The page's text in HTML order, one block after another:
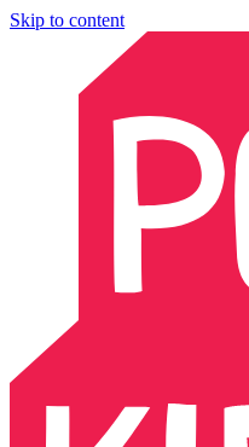
Skip to content